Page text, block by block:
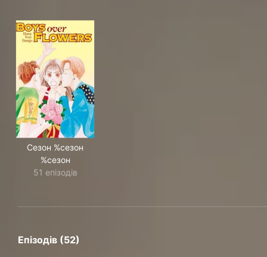
Сезон %сезон
%сезон
51 епізодів
Епізодів (52)